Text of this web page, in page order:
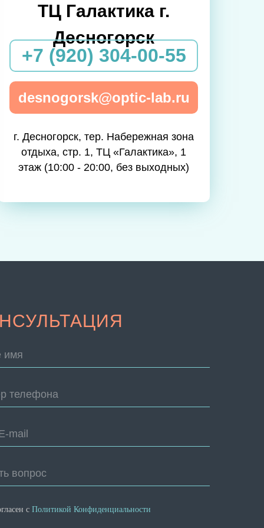
ТЦ Галактика г.
Десногорск
+7 (920) 304-00-55
desnogorsk@optic-lab.ru
г. Десногорск, тер. Набережная зона
отдыха, стр. 1, ТЦ «Галактика», 1
этаж (10:00 - 20:00, без выходных)
имя
телефона
mail
вопрос
с Политикой Конфиденциальности